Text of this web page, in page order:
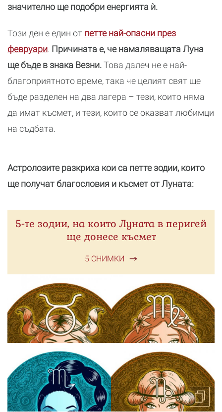
значително ще подобри енергията ѝ.
Този ден е един от петте най-опасни през
февруари. Причината е, че намаляващата Луна
ще бъде в знака Везни.Това далеч не е най-
благоприятното време, така че целият свят ще
бъде разделен на два лагера – тези, които няма
да имат късмет, и тези, които се оказват любимци
на съдбата.
Астролозите разкриха кои са петте зодии, които
ще получат благословия и късмет от Луната:
5-те зодии, на които Луната в перигей
ще донесе късмет
5 СНИМКИ